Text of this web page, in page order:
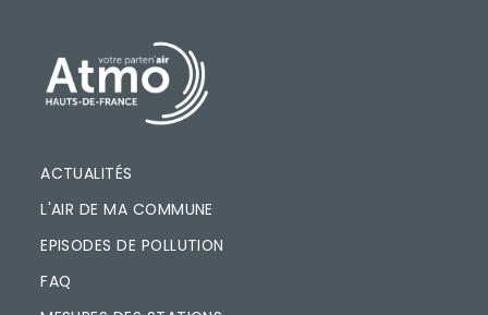
PIED DE PAGE
ACTUALITÉS
L'AIR DE MA COMMUNE
EPISODES DE POLLUTION
FAQ